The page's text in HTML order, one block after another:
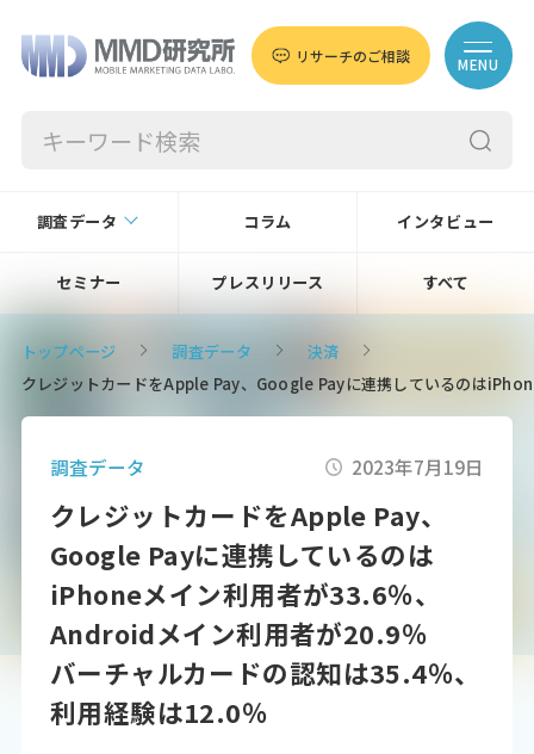
リサーチのご相談 MENU
調査データ コラム インタビュー
セミナー プレスリリース すべて
トップページ 調査データ
決済
クレジットカードをApple Pay、Google Payに連携しているのは
調査データ 2023年7月19日
クレジットカードをApple Pay、
Google Payに連携しているのは
iPhoneメイン利用者が33.6％、
Androidメイン利用者が20.9％
バーチャルカードの認知は35.4％、
利用経験は12.0％